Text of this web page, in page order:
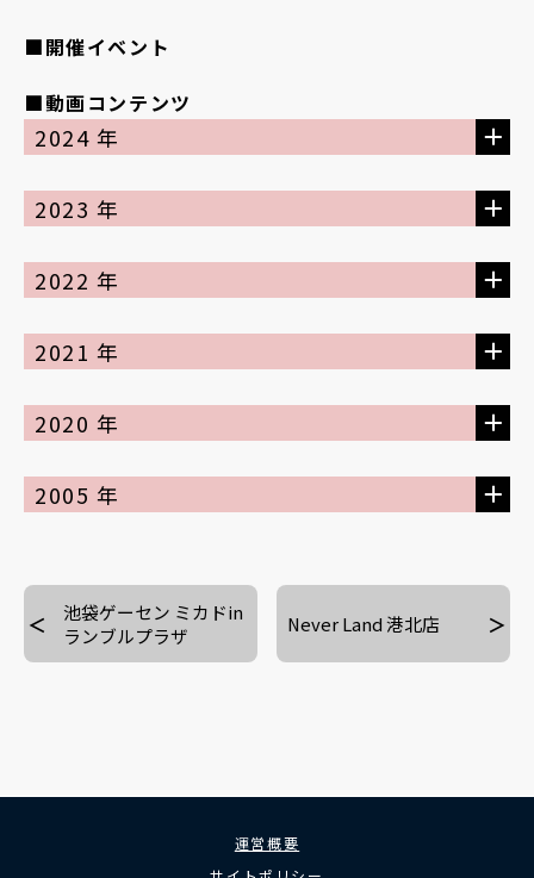
■開催イベント
■動画コンテンツ
2024 年
2023 年
2022 年
2021 年
2020 年
2005 年
池袋ゲーセン ミカドin
ランブルプラザ
Never Land 港北店
運営概要